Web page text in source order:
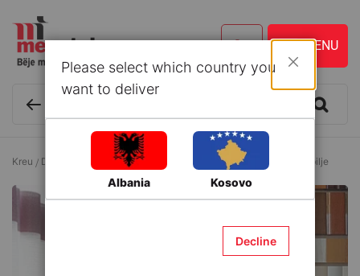
Kreu Druri dhe Zdrukthtari Lëndë zdrukthtarie Aksesorë për mobilje
Please select which country you
want to deliver
Albania Kosovo
Decline